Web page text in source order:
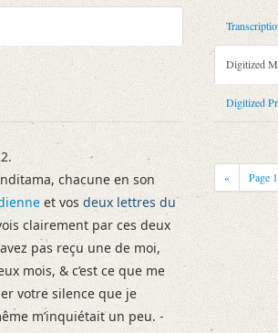
Header
Fauriel
von Schlegel
Bonn
im Druck unvollständig wiedergegeben ist,
Gertrud: Die Anfänge der romanischen
5 mai 1822.
Panditama, chacune en son temps, la biblioth.
Sächsische Landesbibliothek - Staats- und
chacune en son
et vos deux lettres du
clairement par ces deux
pas reçu une de moi,
mois, & c’est ce que me
votre silence que je
m’inquiétait un peu. -
Digitized
Digitized
« Page 1